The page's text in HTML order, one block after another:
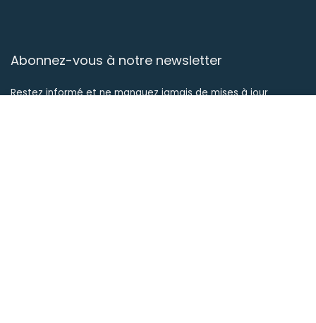
Abonnez-vous à notre newsletter
Restez informé et ne manquez jamais de mises à jour